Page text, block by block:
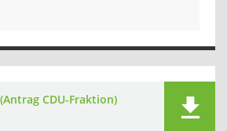
CDU-Fraktion)